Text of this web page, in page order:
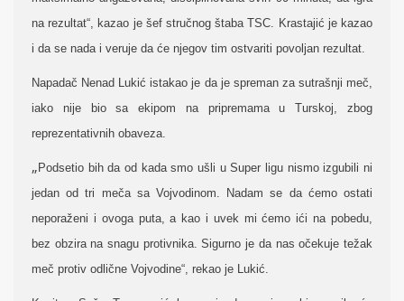
na rezultat“, kazao je šef stručnog štaba TSC. Krastajić je kazao
i da se nada i veruje da će njegov tim ostvariti povoljan rezultat.
Napadač Nenad Lukić istakao je da je spreman za sutrašnji meč,
iako nije bio sa ekipom na pripremama u Turskoj, zbog
reprezentativnih obaveza.
„ Podsetio bih da od kada smo ušli u Super ligu nismo izgubili ni
jedan od tri meča sa Vojvodinom. Nadam se da ćemo ostati
neporaženi i ovoga puta, a kao i uvek mi ćemo ići na pobedu,
bez obzira na snagu protivnika. Sigurno je da nas očekuje težak
meč protiv odlične Vojvodine“, rekao je Lukić.